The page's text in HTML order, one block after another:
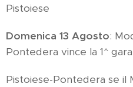
Pistoiese
Domenica 13 Agosto:
Pontedera vince la 1^ gara
Pistoiese-Pontedera se il